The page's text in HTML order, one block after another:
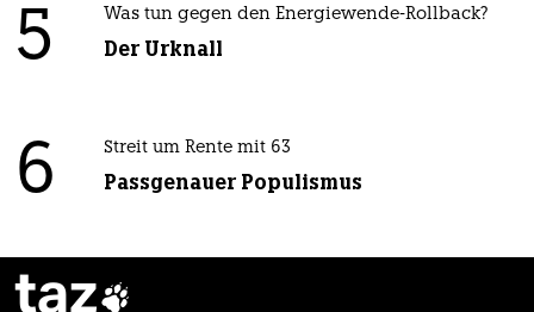
5 Was tun gegen den Energiewende-Rollback?
Der Urknall
6 Streit um Rente mit 63
Passgenauer Populismus
taz